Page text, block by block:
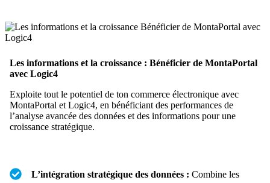
Les informations et la croissance : Bénéficier de MontaPortal
avec Logic4
Exploite tout le potentiel de ton commerce électronique avec
MontaPortal et Logic4, en bénéficiant des performances de
l’analyse avancée des données et des informations pour une
croissance stratégique.
L’intégration stratégique des données : Combine les